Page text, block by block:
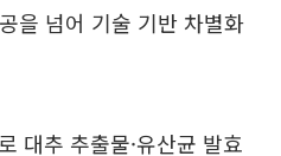
을 넘어 기술 기반 차별화
대추 추출물·유산균 발효